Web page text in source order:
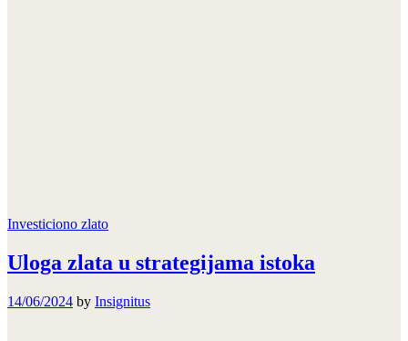
Investiciono zlato
Uloga zlata u strategijama istoka
14/06/2024 by Insignitus